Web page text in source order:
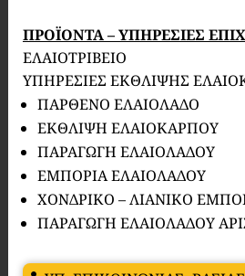
ΠΡΟΪΟΝΤΑ – ΥΠΗΡΕΣΙΕΣ
ΕΛΑΙΟΤΡΙΒΕΙΟ
ΥΠΗΡΕΣΙΕΣ ΕΚΘΛΙΨΗΣ
ΠΑΡΘΕΝΟ ΕΛΑΙΟΛΑΔΟ
ΕΚΘΛΙΨΗ ΕΛΑΙΟΚΑΡΠΟΥ
ΠΑΡΑΓΩΓΗ ΕΛΑΙΟΛΑΔΟΥ
ΕΜΠΟΡΙΑ ΕΛΑΙΟΛΑΔΟΥ
ΧΟΝΔΡΙΚΟ – ΛΙΑΝΙΚΟ
ΠΑΡΑΓΩΓΗ ΕΛΑΙΟΛΑΔΟΥ